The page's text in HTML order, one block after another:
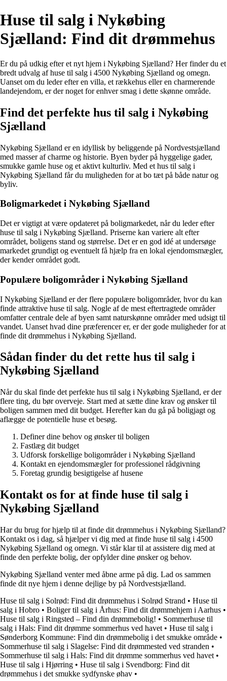
Huse til salg i Nykøbing
Sjælland: Find dit drømmehus
Er du på udkig efter et nyt hjem i Nykøbing Sjælland? Her finder du et
bredt udvalg af huse til salg i 4500 Nykøbing Sjælland og omegn.
Uanset om du leder efter en villa, et rækkehus eller en charmerende
landejendom, er der noget for enhver smag i dette skønne område.
Find det perfekte hus til salg i Nykøbing
Sjælland
Nykøbing Sjælland er en idyllisk by beliggende på Nordvestsjælland
med masser af charme og historie. Byen byder på hyggelige gader,
smukke gamle huse og et aktivt kulturliv. Med et hus til salg i
Nykøbing Sjælland får du muligheden for at bo tæt på både natur og
byliv.
Boligmarkedet i Nykøbing Sjælland
Det er vigtigt at være opdateret på boligmarkedet, når du leder efter
huse til salg i Nykøbing Sjælland. Priserne kan variere alt efter
området, boligens stand og størrelse. Det er en god idé at undersøge
markedet grundigt og eventuelt få hjælp fra en lokal ejendomsmægler,
der kender området godt.
Populære boligområder i Nykøbing Sjælland
I Nykøbing Sjælland er der flere populære boligområder, hvor du kan
finde attraktive huse til salg. Nogle af de mest eftertragtede områder
omfatter centrale dele af byen samt naturskønne områder med udsigt til
vandet. Uanset hvad dine præferencer er, er der gode muligheder for at
finde dit drømmehus i Nykøbing Sjælland.
Sådan finder du det rette hus til salg i
Nykøbing Sjælland
Når du skal finde det perfekte hus til salg i Nykøbing Sjælland, er der
flere ting, du bør overveje. Start med at sætte dine krav og ønsker til
boligen sammen med dit budget. Herefter kan du gå på boligjagt og
aflægge de potentielle huse et besøg.
Definer dine behov og ønsker til boligen
Fastlæg dit budget
Udforsk forskellige boligområder i Nykøbing Sjælland
Kontakt en ejendomsmægler for professionel rådgivning
Foretag grundig besigtigelse af husene
Kontakt os for at finde huse til salg i
Nykøbing Sjælland
Har du brug for hjælp til at finde dit drømmehus i Nykøbing Sjælland?
Kontakt os i dag, så hjælper vi dig med at finde huse til salg i 4500
Nykøbing Sjælland og omegn. Vi står klar til at assistere dig med at
finde den perfekte bolig, der opfylder dine ønsker og behov.
Nykøbing Sjælland venter med åbne arme på dig. Lad os sammen
finde dit nye hjem i denne dejlige by på Nordvestsjælland.
Huse til salg i Solrød: Find dit drømmehus i Solrød Strand • Huse til
salg i Hobro • Boliger til salg i Århus: Find dit drømmehjem i Aarhus •
Huse til salg i Ringsted – Find din drømmebolig! • Sommerhuse til
salg i Hals: Find dit drømme sommerhus ved havet • Huse til salg i
Sønderborg Kommune: Find din drømmebolig i det smukke område •
Sommerhuse til salg i Slagelse: Find dit drømmested ved stranden •
Sommerhuse til salg i Hals: Find dit drømme sommerhus ved havet •
Huse til salg i Hjørring • Huse til salg i Svendborg: Find dit
drømmehus i det smukke sydfynske øhav •